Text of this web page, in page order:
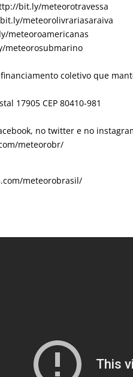
bit.ly/meteorotravessa
meteorolivrariasaraiva
meteoroamericanas
meteorosubmarino
coletivo que
17905 CEP 80410-981
no twitter e no
meteorobr/
meteorobrasil/